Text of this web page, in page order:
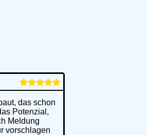
das schon
Potenzial,
Meldung
vorschlagen